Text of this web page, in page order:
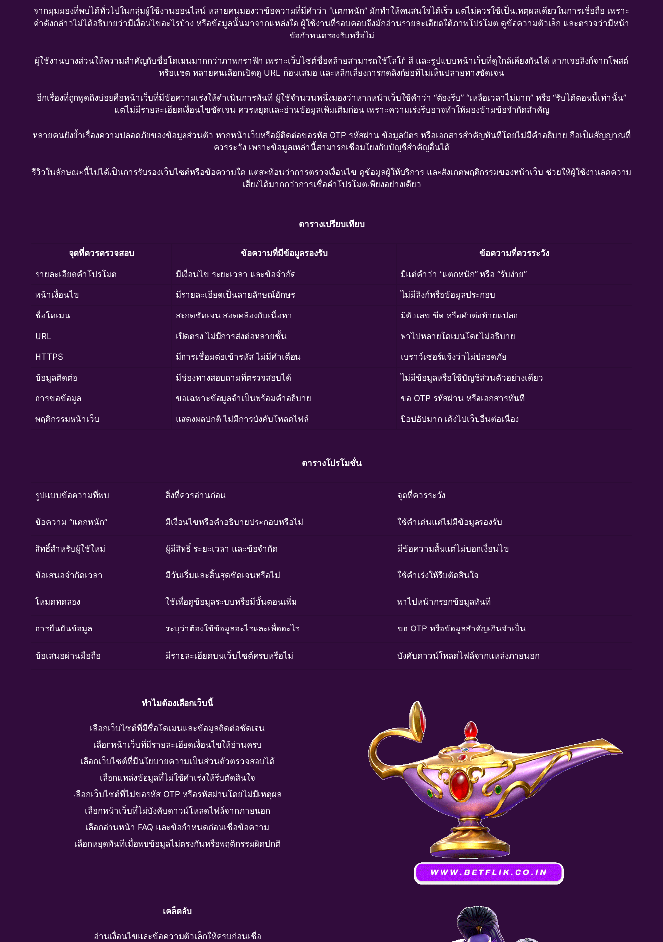
จากมุมมองที่พบได้ทั่วไปในกลุ่มผู้ใช้งานออนไลน์ หลายคนมองว่าข้อความที่มีคำว่า “แตกหนัก” มักทำให้คนสนใจได้เร็ว แต่ไม่ควรใช้เป็นเหตุผลเดียวในการเชื่อถือ เพราะ
คำดังกล่าวไม่ได้อธิบายว่ามีเงื่อนไขอะไรบ้าง หรือข้อมูลนั้นมาจากแหล่งใด ผู้ใช้งานที่รอบคอบจึงมักอ่านรายละเอียดใต้ภาพโปรโมต ดูข้อความตัวเล็ก และตรวจว่ามีหน้า
ข้อกำหนดรองรับหรือไม่
ผู้ใช้งานบางส่วนให้ความสำคัญกับชื่อโดเมนมากกว่าภาพกราฟิก เพราะเว็บไซต์ชื่อคล้ายสามารถใช้โลโก้ สี และรูปแบบหน้าเว็บที่ดูใกล้เคียงกันได้ หากเจอลิงก์จากโพสต์
หรือแชต หลายคนเลือกเปิดดู URL ก่อนเสมอ และหลีกเลี่ยงการกดลิงก์ย่อที่ไม่เห็นปลายทางชัดเจน
อีกเรื่องที่ถูกพูดถึงบ่อยคือหน้าเว็บที่มีข้อความเร่งให้ดำเนินการทันที ผู้ใช้จำนวนหนึ่งมองว่าหากหน้าเว็บใช้คำว่า “ต้องรีบ” “เหลือเวลาไม่มาก” หรือ “รับได้ตอนนี้เท่านั้น”
แต่ไม่มีรายละเอียดเงื่อนไขชัดเจน ควรหยุดและอ่านข้อมูลเพิ่มเติมก่อน เพราะความเร่งรีบอาจทำให้มองข้ามข้อจำกัดสำคัญ
หลายคนยังย้ำเรื่องความปลอดภัยของข้อมูลส่วนตัว หากหน้าเว็บหรือผู้ติดต่อขอรหัส OTP รหัสผ่าน ข้อมูลบัตร หรือเอกสารสำคัญทันทีโดยไม่มีคำอธิบาย ถือเป็นสัญญาณที่
ควรระวัง เพราะข้อมูลเหล่านี้สามารถเชื่อมโยงกับบัญชีสำคัญอื่นได้
รีวิวในลักษณะนี้ไม่ได้เป็นการรับรองเว็บไซต์หรือข้อความใด แต่สะท้อนว่าการตรวจเงื่อนไข ดูข้อมูลผู้ให้บริการ และสังเกตพฤติกรรมของหน้าเว็บ ช่วยให้ผู้ใช้งานลดความ
เสี่ยงได้มากกว่าการเชื่อคำโปรโมตเพียงอย่างเดียว
ตารางเปรียบเทียบ
จุดที่ควรตรวจสอบ ข้อความที่มีข้อมูลรองรับ ข้อความที่ควรระวัง
รายละเอียดคำโปรโมต มีเงื่อนไข ระยะเวลา และข้อจำกัด มีแต่คำว่า “แตกหนัก” หรือ “รับง่าย”
หน้าเงื่อนไข มีรายละเอียดเป็นลายลักษณ์อักษร ไม่มีลิงก์หรือข้อมูลประกอบ
ชื่อโดเมน สะกดชัดเจน สอดคล้องกับเนื้อหา มีตัวเลข ขีด หรือคำต่อท้ายแปลก
URL เปิดตรง ไม่มีการส่งต่อหลายชั้น พาไปหลายโดเมนโดยไม่อธิบาย
HTTPS มีการเชื่อมต่อเข้ารหัส ไม่มีคำเตือน เบราว์เซอร์แจ้งว่าไม่ปลอดภัย
ข้อมูลติดต่อ มีช่องทางสอบถามที่ตรวจสอบได้ ไม่มีข้อมูลหรือใช้บัญชีส่วนตัวอย่างเดียว
การขอข้อมูล ขอเฉพาะข้อมูลจำเป็นพร้อมคำอธิบาย ขอ OTP รหัสผ่าน หรือเอกสารทันที
พฤติกรรมหน้าเว็บ แสดงผลปกติ ไม่มีการบังคับโหลดไฟล์ ป๊อปอัปมาก เด้งไปเว็บอื่นต่อเนื่อง
ตารางโปรโมชั่น
รูปแบบข้อความที่พบ สิ่งที่ควรอ่านก่อน จุดที่ควรระวัง
ข้อความ “แตกหนัก” มีเงื่อนไขหรือคำอธิบายประกอบหรือไม่ ใช้คำเด่นแต่ไม่มีข้อมูลรองรับ
สิทธิ์สำหรับผู้ใช้ใหม่ ผู้มีสิทธิ์ ระยะเวลา และข้อจำกัด มีข้อความสั้นแต่ไม่บอกเงื่อนไข
ข้อเสนอจำกัดเวลา มีวันเริ่มและสิ้นสุดชัดเจนหรือไม่ ใช้คำเร่งให้รีบตัดสินใจ
โหมดทดลอง ใช้เพื่อดูข้อมูลระบบหรือมีขั้นตอนเพิ่ม พาไปหน้ากรอกข้อมูลทันที
การยืนยันข้อมูล ระบุว่าต้องใช้ข้อมูลอะไรและเพื่ออะไร ขอ OTP หรือข้อมูลสำคัญเกินจำเป็น
ข้อเสนอผ่านมือถือ มีรายละเอียดบนเว็บไซต์ครบหรือไม่ บังคับดาวน์โหลดไฟล์จากแหล่งภายนอก
ทำไมต้องเลือกเว็บนี้
เลือกเว็บไซต์ที่มีชื่อโดเมนและข้อมูลติดต่อชัดเจน
เลือกหน้าเว็บที่มีรายละเอียดเงื่อนไขให้อ่านครบ
เลือกเว็บไซต์ที่มีนโยบายความเป็นส่วนตัวตรวจสอบได้
เลือกแหล่งข้อมูลที่ไม่ใช้คำเร่งให้รีบตัดสินใจ
เลือกเว็บไซต์ที่ไม่ขอรหัส OTP หรือรหัสผ่านโดยไม่มีเหตุผล
เลือกหน้าเว็บที่ไม่บังคับดาวน์โหลดไฟล์จากภายนอก
เลือกอ่านหน้า FAQ และข้อกำหนดก่อนเชื่อข้อความ
เลือกหยุดทันทีเมื่อพบข้อมูลไม่ตรงกันหรือพฤติกรรมผิดปกติ
เคล็ดลับ
อ่านเงื่อนไขและข้อความตัวเล็กให้ครบก่อนเชื่อ